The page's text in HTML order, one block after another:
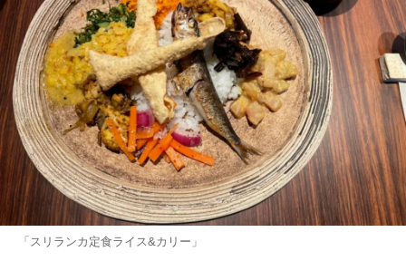
「スリランカ定食ライス&カリー」